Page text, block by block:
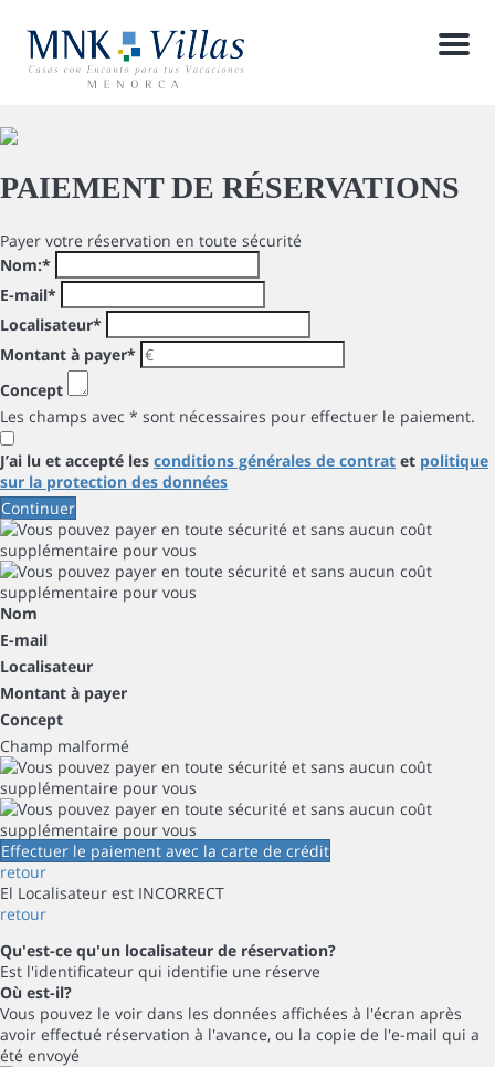
Menu
PAIEMENT DE RÉSERVATIONS
Payer votre réservation en toute sécurité
Nom:*
E-mail*
Localisateur*
Montant à payer*
Concept
Les champs avec * sont nécessaires pour effectuer le paiement.
J’ai lu et accepté les conditions générales de contrat et politique
sur la protection des données
Continuer
Nom
E-mail
Localisateur
Montant à payer
Concept
Champ malformé
Effectuer le paiement avec la carte de crédit
retour
El Localisateur est INCORRECT
retour
Qu'est-ce qu'un localisateur de réservation?
Est l'identificateur qui identifie une réserve
Où est-il?
Vous pouvez le voir dans les données affichées à l'écran après
avoir effectué réservation à l'avance, ou la copie de l'e-mail qui a
été envoyé